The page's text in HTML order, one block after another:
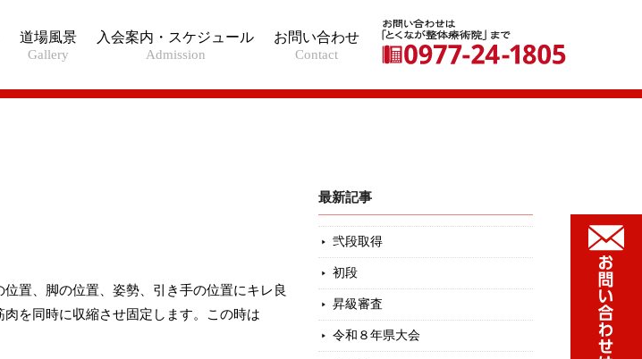
道場風景
Gallery
入会案内・スケジュール
Admission
お問い合わせ
Contact
置、脚の位置、姿勢、引き手の位置にキレ良
を同時に収縮させ固定します。この時は
最新記事
弐段取得
初段
昇級審査
令和８年県大会